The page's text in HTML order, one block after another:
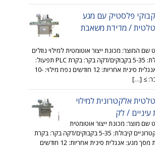
פלסטיק עם מגע
/ מדידת משאבת
שם המוצר: מכונת ייצור אוטומטית למילוי נוזלים
אלקטרוניים קיבולת: 5-35 בקבוקים/דקה בקר: בקרת PLC תפעול:
שפת מסך מגע: אנגלית סינית אחריות: 12 חודשים נפח מילוי: 10-
אלקטרונית למילוי
עיניים / לק
שם מוצר: מכונת ייצור אוטומטית
למילוי נוזלים אלקטרוניים קיבולת: 5-35 בקבוקים/דקה בקר: בקרת
PLC תפעול: שפת מסך מגע: אנגלית סינית אחריות: 12 חודשים